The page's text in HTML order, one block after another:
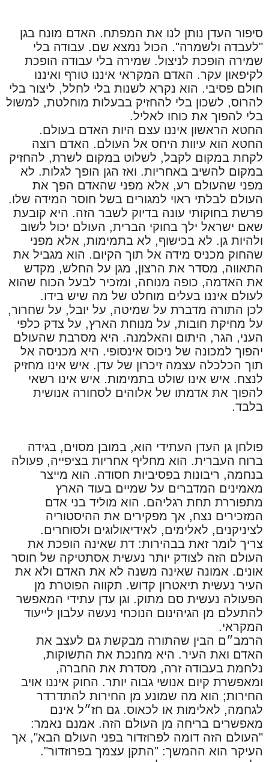
סיפור העדן נותן לנו את המפתח. האדם מונח בגן
"לעבדה ולשמרה". הכול נמצא שם. עבודה בלי
שמירה הופכת לניצול. שמירה בלי עבודה הופכת
לקיפאון עקר. האדם המקראי איננו טורף ואיננו
חולם פסיבי. הוא נקרא לשנות בלי לחלל, ליצור בלי
להרוס, לשכון בלי להחזיק בבעלות מוחלטת, למשול
בלי להפוך את כוחו לאליל.
החטא הראשון איננו עצם היות האדם בעולם.
החטא הוא עיוות היחס אל העולם. האדם רוצה
לקחת במקום לקבל, לשלוט במקום לשרת, להחזיק
במקום להשיב באחריות. ואז הגן הופך לגלות. לא
מפני שהעולם רע, אלא מפני שהאדם הפך את
העולם לבלתי ראוי למגורים בשל חוסר המידה שלו.
פרשת בחוקותי עונה בדיוק לשבר הזה. היא קובעת
שאם ישראל ילך בחוקי הברית, העולם יכול לשוב
ולהיות גן. לא בכישוף, לא בתמימות, אלא מפני
שהחוק מכניס מידה אל תוך הקיום. הוא מגביל את
התאווה, מסדר את הרצון, מגן על החלש, מקדש
את האדמה, כופה מנוחה, ומזכיר לבעל הכוח שהוא
לעולם איננו בעלים מוחלט של מה שיש בידו.
לכן התורה מדברת על שמיטה, על יובל, על שחרור,
על מחיקת חובות, על מנוחת הארץ, על צדק כלפי
העני, הגר, היתום והאלמנה. היא מסרבת שהעולם
יהפוך למכונה של ניכוס אינסופי. היא מכניסה אל
תוך הכלכלה עצמה זיכרון של עדן. איש אינו מחזיק
לנצח. איש אינו שולט בתמימות. איש אינו רשאי
להפוך את אדמתו של אלוהים לסחורה אנושית
בלבד.
פולחן גן העדן העתידי הוא, במובן מסוים, בגידה
ברוח העברית. הוא מחליף אחריות בציפייה, פעולה
בנחמה, ריבונות בפסיביות חסודה. הוא מייצר
מאמינים המדברים על שמיים בעוד הארץ
מתפוררת תחת רגליהם. הוא מוליד בני אדם
המזכירים נצח, אך מפקירים את ההיסטוריה
לציניקנים, לאלימים, לאידיאולוגים ולסוחרים.
צריך לומר זאת בבהירות: דת שאינה הופכת את
העולם הזה לצודק יותר נעשית אסתטיקה של חוסר
אונים. אמונה שאינה משנה לא את האדם ולא את
העיר נעשית תיאטרון קדוש. תקווה הפוטרת מן
הפעולה נעשית סם מתוק. וגן עדן עתידי המאפשר
להתעלם מן הגיהינום הנוכחי נעשה עלבון לייעוד
המקראי.
הרמב״ם הבין שהתורה מבקשת גם לעצב את
האדם ואת העיר. היא מחנכת את התשוקות,
נלחמת בעבודה זרה, מסדרת את החברה,
ומאפשרת קיום אנושי גבוה יותר. החוק איננו אויב
החירות; הוא מה שמונע מן החירות להתדרדר
לגחמה, לאלימות או לכאוס. גם חז״ל אינם
מאפשרים בריחה מן העולם הזה. אמנם נאמר:
"העולם הזה דומה לפרוזדור בפני העולם הבא", אך
העיקר הוא ההמשך: "התקן עצמך בפרוזדור".